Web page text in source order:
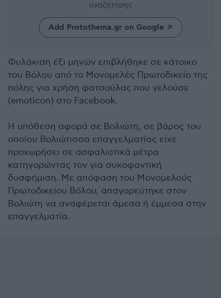
αναζήτησης
Add Protothema.gr on Google
Φυλάκιση έξι μηνών επιβλήθηκε σε κάτοικο
του Βόλου από το Μονομελές Πρωτοδικείο της
πόλης για χρήση φατσούλας που γελούσε
(emoticon) στο Facebook.
Η υπόθεση αφορά σε Βολιώτη, σε βάρος του
οποίου Βολιώτισσα επαγγελματίας είχε
προχωρήσει σε ασφαλιστικά μέτρα
κατηγορώντας τον για συκοφαντική
δυσφήμιση. Με απόφαση του Μονομελούς
Πρωτοδικείου Βόλου, απαγορεύτηκε στον
Βολιώτη να αναφέρεται άμεσα ή έμμεσα στην
επαγγελματία.